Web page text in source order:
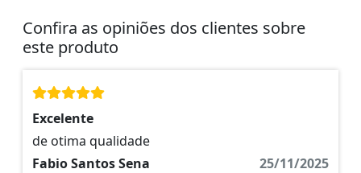
Confira as opiniões dos clientes sobre
este produto
Excelente
de otima qualidade
Fabio Santos Sena
25/11/2025